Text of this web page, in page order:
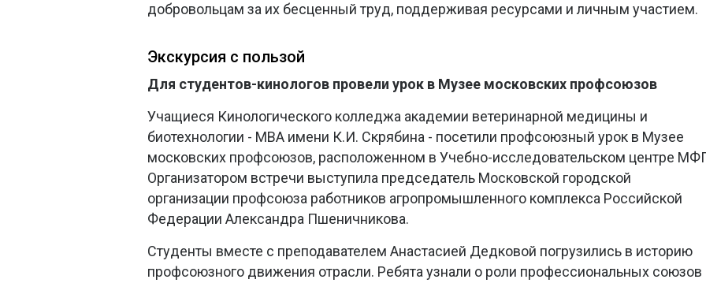
добровольцам за их бесценный труд, поддерживая ресурсами и личным участием.
Экскурсия с пользой
Для студентов-кинологов провели урок в Музее московских профсоюзов
Учащиеся Кинологического колледжа академии ветеринарной медицины и
биотехнологии - МВА имени К.И. Скрябина - посетили профсоюзный урок в Музее
московских профсоюзов, расположенном в Учебно-исследовательском центре
Организатором встречи выступила председатель Московской городской
организации профсоюза работников агропромышленного комплекса Российской
Федерации Александра Пшеничникова.
Студенты вместе с преподавателем Анастасией Дедковой погрузились в историю
профсоюзного движения отрасли. Ребята узнали о роли профессиональных союзов